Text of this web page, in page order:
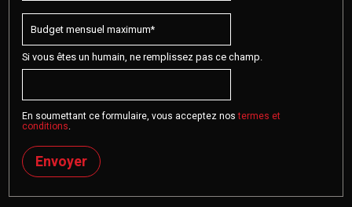
Si vous êtes un humain, ne remplissez pas ce champ.
En soumettant ce formulaire, vous acceptez nostermes et
conditions.
Envoyer